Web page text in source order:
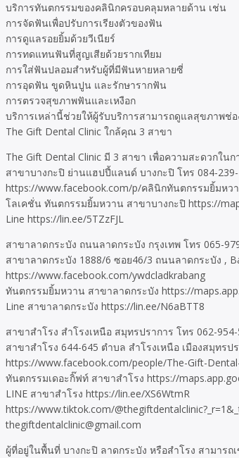
บริการทันตกรรมของคลินิกครอบคลุมหลายด้าน เช่น
การจัดฟันเพื่อปรับการเรียงตัวของฟัน
การดูแลรอยยิ้มด้วยวีเนียร์
การทดแทนฟันที่สูญเสียด้วยรากเทียม
การใส่ฟันปลอมสำหรับผู้ที่มีฟันหายหลายซี่
การอุดฟัน ขูดหินปูน และรักษารากฟัน
การตรวจสุขภาพฟันและเหงือก
บริการเหล่านี้ช่วยให้ผู้รับบริการสามารถดูแลสุขภาพช่
The Gift Dental Clinic ใกล้คุณ 3 สาขา
The Gift Dental Clinic มี 3 สาขา เพื่อความสะดวกในก
สาขาบางกะปิ ย่านแฮปปี้แลนด์ บางกะปิ โทร 084-
https://www.facebook.com/p/คลินิกทันตกรรมยิ้มห
โลเคชั่น ทันตกรรมยิ้มหวาน สาขาบางกะปิ https://
Line https://lin.ee/5TZzFJL
สาขาลาดกระบัง ถนนลาดกระบัง กรุงเทพ โทร 065-
สาขาลาดกระบัง 1888/6 ซอย46/3 ถนนลาดกระบัง ,
https://www.facebook.com/ywdcladkrabang
ทันตกรรมยิ้มหวาน สาขาลาดกระบัง https://
Line สาขาลาดกระบัง https://lin.ee/N6aBTT8
สาขาสำโรง สำโรงเหนือ สมุทรปราการ โทร 062-
สาขาสำโรง 644-645 ตำบล สำโรงเหนือ เมืองสมุทรป
https://www.facebook.com/people/The-Gift-
ทันตกรรมเดอะกิ๊ฟท์ สาขาสำโรง https://
LINE สาขาสำโรง https://lin.ee/XS6WtmR
https://www.tiktok.com/
thegiftdentalclinic@gmail.com
ผู้ที่อยู่ในพื้นที่ บางกะปิ ลาดกระบัง หรือสำโรง สามา